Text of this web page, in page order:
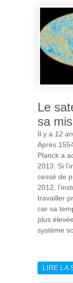
Le
sa
Il y a 12
Après
Planck a
2013. Si
cessé de
2012,
travailler
car sa
plus
système
LIRE LA